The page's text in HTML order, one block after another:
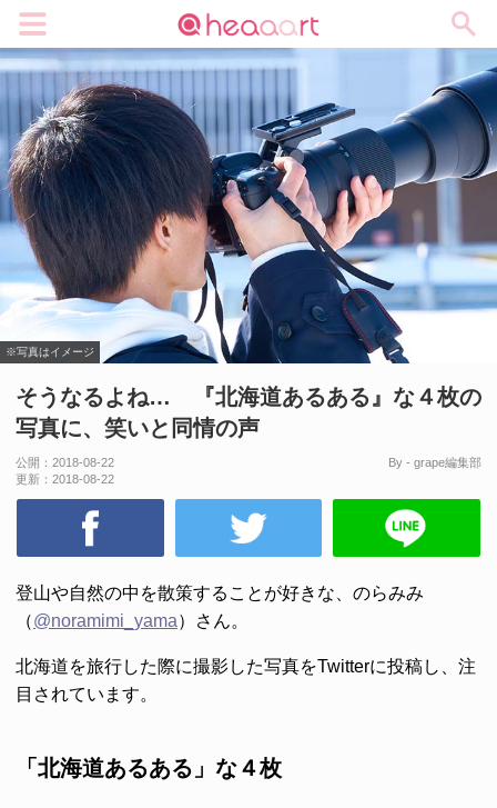
※写真はイメージ
そうなるよね… 『北海道あるある』な４枚の
写真に、笑いと同情の声
公開： 2018-08-22
更新： 2018-08-22
By - grape編集部
登山や自然の中を散策することが好きな、のらみみ
（@noramimi_yama）さん。
北海道を旅行した際に撮影した写真をTwitterに投稿し、注
目されています。
「北海道あるある」な４枚